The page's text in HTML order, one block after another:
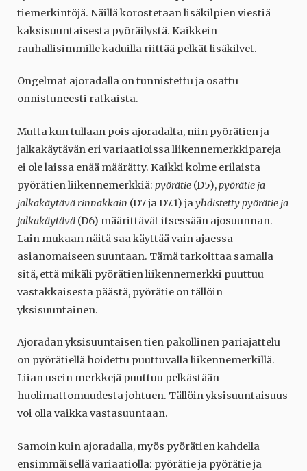
tiemerkintöjä. Näillä korostetaan lisäkilpien viestiä
kaksisuuntaisesta pyöräilystä. Kaikkein
rauhallisimmille kaduilla riittää pelkät lisäkilvet.
Ongelmat ajoradalla on tunnistettu ja osattu
onnistuneesti ratkaista.
Mutta kun tullaan pois ajoradalta, niin pyörätien ja
jalkakäytävän eri variaatioissa liikennemerkkipareja
ei ole laissa enää määrätty. Kaikki kolme erilaista
pyörätien liikennemerkkiä: pyörätie (D5),pyörätie ja
jalkakäytävä rinnakkain (D7 ja D7.1) jayhdistetty pyörätie ja
jalkakäytävä (D6) määrittävät itsessään ajosuunnan.
Lain mukaan näitä saa käyttää vain ajaessa
asianomaiseen suuntaan. Tämä tarkoittaa samalla
sitä, että mikäli pyörätien liikennemerkki puuttuu
vastakkaisesta päästä, pyörätie on tällöin
yksisuuntainen.
Ajoradan yksisuuntaisen tien pakollinen pariajattelu
on pyörätiellä hoidettu puuttuvalla liikennemerkillä.
Liian usein merkkejä puuttuu pelkästään
huolimattomuudesta johtuen. Tällöin yksisuuntaisuus
voi olla vaikka vastasuuntaan.
Samoin kuin ajoradalla, myös pyörätien kahdella
ensimmäisellä variaatiolla: pyörätie ja pyörätie ja